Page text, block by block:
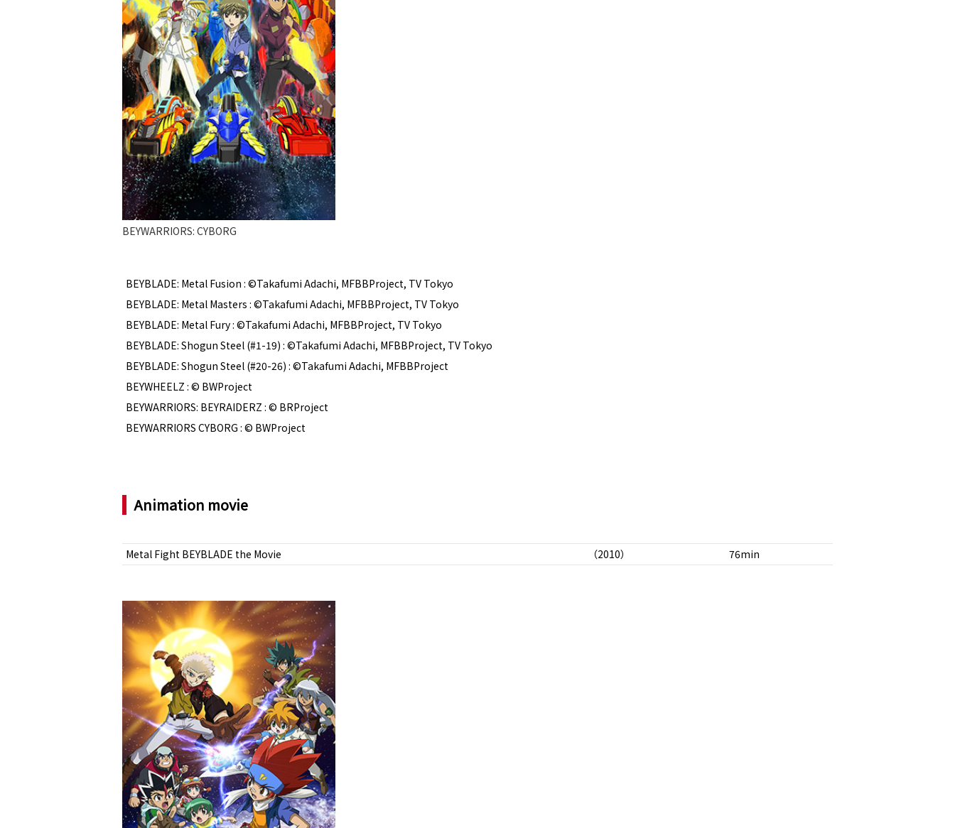
BEYWARRIORS: CYBORG
BEYBLADE: Metal Fusion : ©Takafumi Adachi, MFBBProject, TV Tokyo
BEYBLADE: Metal Masters : ©Takafumi Adachi, MFBBProject, TV Tokyo
BEYBLADE: Metal Fury : ©Takafumi Adachi, MFBBProject, TV Tokyo
BEYBLADE: Shogun Steel (#1-19) : ©Takafumi Adachi, MFBBProject, TV Tokyo
BEYBLADE: Shogun Steel (#20-26) : ©Takafumi Adachi, MFBBProject
BEYWHEELZ : © BWProject
BEYWARRIORS: BEYRAIDERZ : © BRProject
BEYWARRIORS CYBORG : © BWProject
Animation movie
Metal Fight BEYBLADE the Movie （2010） 76min